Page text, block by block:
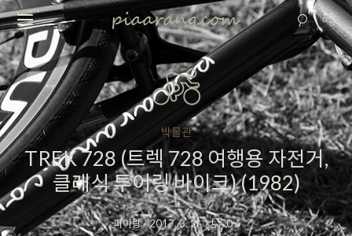
박물관
TREK 728 (트렉 728 여행용 자전거,
클래식 투어링 바이크) (1982)
피아랑·2017. 3. 2· 0/